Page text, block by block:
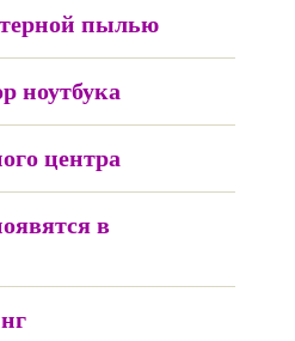
пылью
ноутбука
центра
в